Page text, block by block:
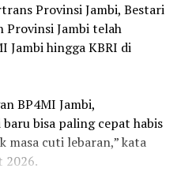
Provinsi Jambi, Bestari
Provinsi Jambi telah
Jambi hingga KBRI di
BP4MI Jambi,
bisa paling cepat habis
masa cuti lebaran,” kata
2026.